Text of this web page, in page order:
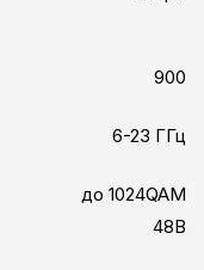
900
6-23 ГГц
до 1024QAM
48В